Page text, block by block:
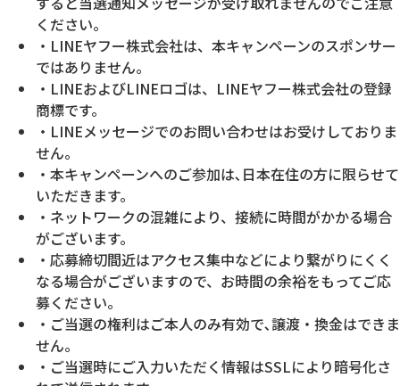
ください。
・LINEヤフー株式会社は、本キャンペーンのスポンサー
ではありません。
・LINEおよびLINEロゴは、LINEヤフー株式会社の登録
商標です。
・LINEメッセージでのお問い合わせはお受けしておりま
せん。
・本キャンペーンへのご参加は､日本在住の方に限らせて
いただきます。
・ネットワークの混雑により、接続に時間がかかる場合
がございます。
・応募締切間近はアクセス集中などにより繋がりにくく
なる場合がございますので、お時間の余裕をもってご応
募ください。
・ご当選の権利はご本人のみ有効で､譲渡・換金はできま
せん。
・ご当選時にご入力いただく情報はSSLにより暗号化さ